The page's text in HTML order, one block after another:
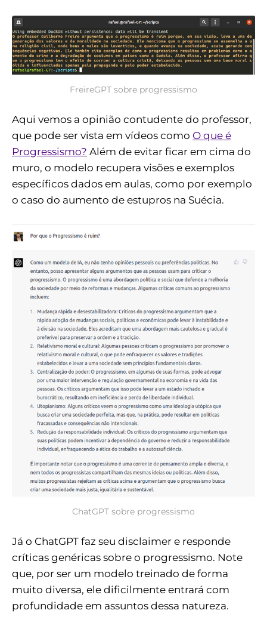
FreireGPT sobre progressismo
Aqui vemos a opinião contudente do professor,
que pode ser vista em vídeos como O que é
Progressismo? Além de evitar ficar em cima do
muro, o modelo recupera visões e exemplos
específicos dados em aulas, como por exemplo
o caso do aumento de estupros na Suécia.
ChatGPT sobre progressismo
Já o ChatGPT faz seu disclaimer e responde
críticas genéricas sobre o progressismo. Note
que, por ser um modelo treinado de forma
muito diversa, ele dificilmente entrará com
profundidade em assuntos dessa natureza.